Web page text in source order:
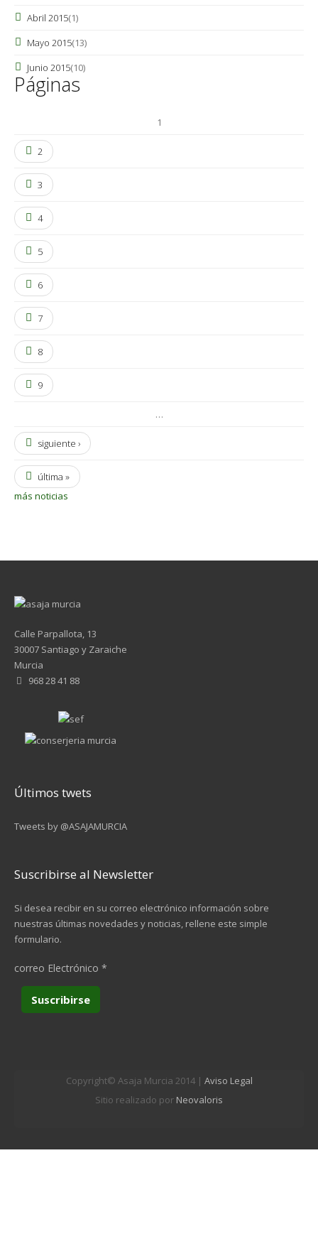
Abril 2015(1)
Mayo 2015(13)
Junio 2015(10)
Páginas
1
2
3
4
5
6
7
8
9
…
siguiente ›
última »
más noticias
Calle Parpallota, 13
30007 Santiago y Zaraiche
Murcia
968 28 41 88
Últimos twets
Tweets by @ASAJAMURCIA
Suscribirse al Newsletter
Si desea recibir en su correo electrónico información sobre
nuestras últimas novedades y noticias, rellene este simple
formulario.
correo Electrónico *
Copyright© Asaja Murcia 2014 | Aviso Legal
Sitio realizado por Neovaloris